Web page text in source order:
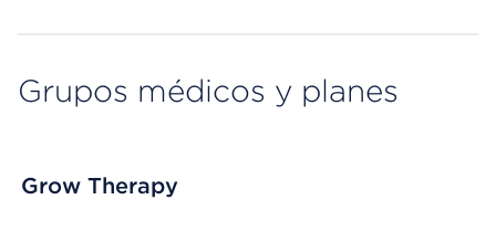
Grupos médicos y planes
Grow Therapy